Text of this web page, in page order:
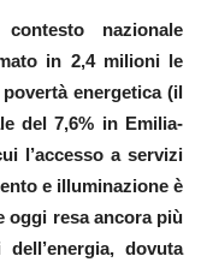
nazionale
in 2,4 milioni le
energetica (il
del 7,6% in Emilia-
l’accesso a servizi
e illuminazione è
oggi resa ancora più
dovuta